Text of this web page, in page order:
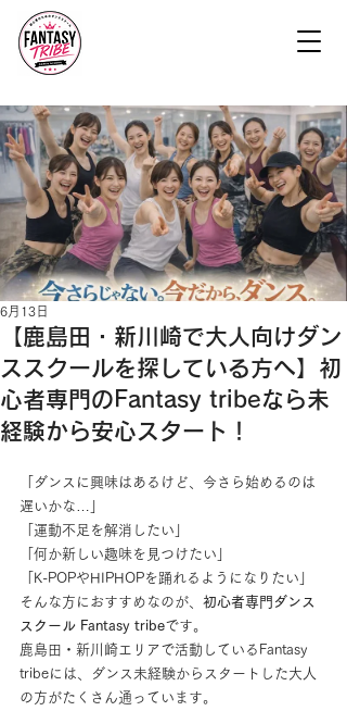
【鹿島田・新川崎で大人向けダン
ススクールを探している方へ】初
心者専門のFantasy tribeなら未
経験から安心スタート！
6月13日
「ダンスに興味はあるけど、今さら始めるのは
遅いかな…」
「運動不足を解消したい」
「何か新しい趣味を見つけたい」
「K-POPやHIPHOPを踊れるようになりたい」
そんな方におすすめなのが、 初心者専門ダンス
スクール Fantasy tribeです。
鹿島田・新川崎エリアで活動しているFantasy
tribeには、ダンス未経験からスタートした大人
の方がたくさん通っています。